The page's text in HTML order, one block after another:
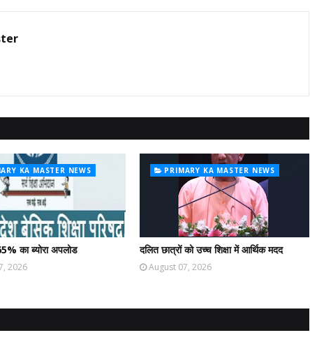
KA MASTER NEWS
का ब्योरा अपलोड
2026
PRIMARY KA MASTER NEWS
दलित छात्रों को उच्च शिक्षा में आर्थिक मदद
August 07, 2026